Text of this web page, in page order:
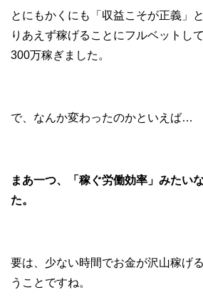
とにもかくにも「収益こそが正義」
りあえず稼げることにフルベットし
300万稼ぎました。
で、なんか変わったのかといえば…
まあ一つ、「稼ぐ労働効率」みたい
た。
要は、少ない時間でお金が沢山稼げ
うことですね。